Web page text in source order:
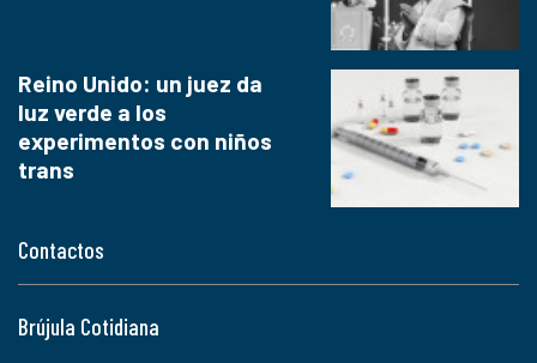
Contactos
Brújula Cotidiana
Reino Unido: un juez da
luz verde a los
experimentos con niños
trans